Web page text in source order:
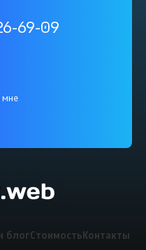
69-09
мне
блогСтоимостьКонтакты